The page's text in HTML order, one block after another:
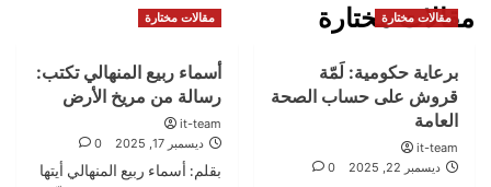
مقالات مختارة
مقالات مختارة
برعاية حكومية: لَمّة
قروش على حساب الصحة
العامة
it-team
ديسمبر 22, 2025
0
مقالات مختارة
أسماء ربيع المنهالي تكتب:
رسالة من مريخ الأرض
it-team
ديسمبر 17, 2025
0
بقلم: أسماء ربيع المنهالي أيتها